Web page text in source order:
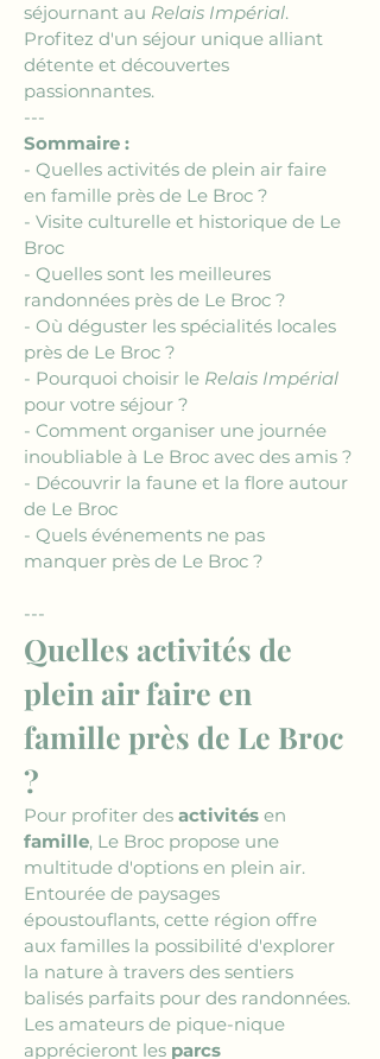
séjournant au Relais Impérial.
Profitez d'un séjour unique alliant
détente et découvertes
passionnantes.
---
Sommaire :
- Quelles activités de plein air faire
en famille près de Le Broc ?
- Visite culturelle et historique de Le
Broc
- Quelles sont les meilleures
randonnées près de Le Broc ?
- Où déguster les spécialités locales
près de Le Broc ?
- Pourquoi choisir le Relais Impérial
pour votre séjour ?
- Comment organiser une journée
inoubliable à Le Broc avec des amis ?
- Découvrir la faune et la flore autour
de Le Broc
- Quels événements ne pas
manquer près de Le Broc ?
---
Quelles activités de
plein air faire en
famille près de Le Broc
?
Pour profiter des activités en
famille, Le Broc propose une
multitude d'options en plein air.
Entourée de paysages
époustouflants, cette région offre
aux familles la possibilité d'explorer
la nature à travers des sentiers
balisés parfaits pour des randonnées.
Les amateurs de pique-nique
apprécieront les parcs